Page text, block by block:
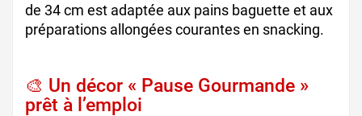
de 34 cm est adaptée aux pains baguette et aux
préparations allongées courantes en snacking.
🎨 Un décor « Pause Gourmande »
prêt à l’emploi